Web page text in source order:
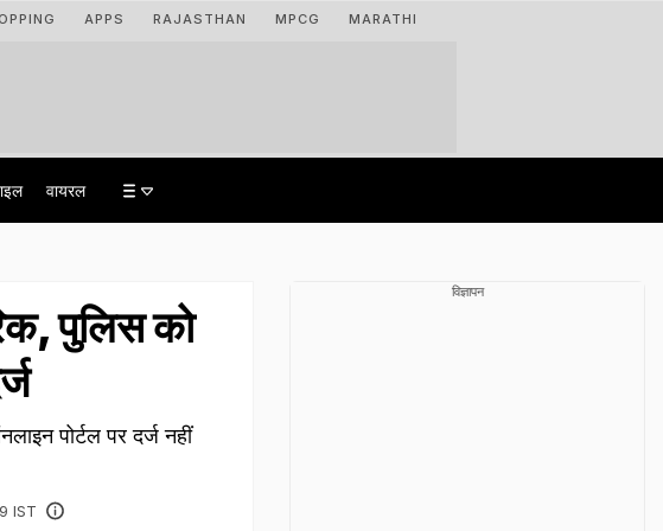
APPS RAJASTHAN MPCG MARATHI
वायरल
पुलिस को
पोर्टल पर दर्ज नहीं
IST
विज्ञापन